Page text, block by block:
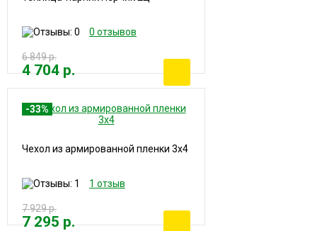
0 отзывов
6 849 р.
4 704 р.
-33%
Чехол из армированной пленки 3х4
1 отзыв
7 929 р.
7 295 р.